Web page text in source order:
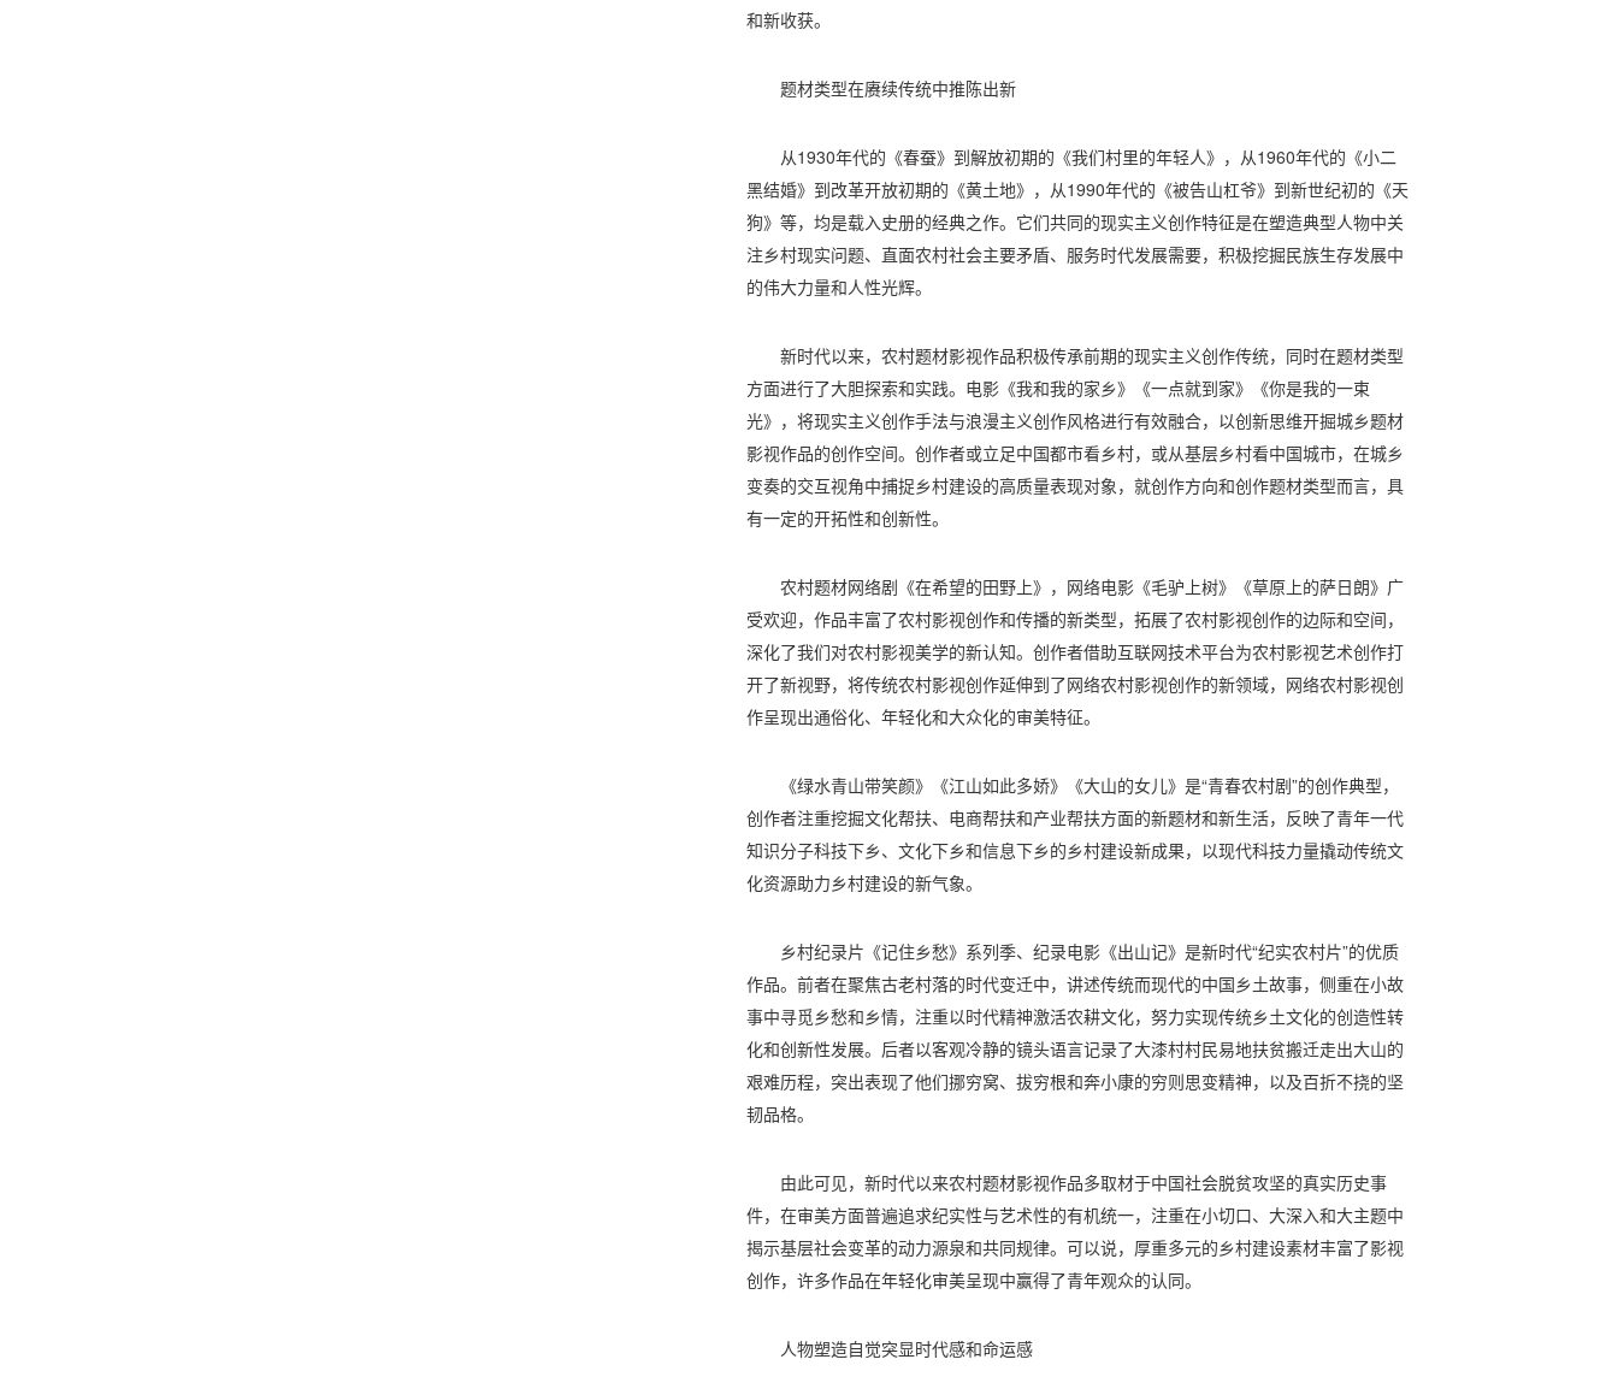
和新收获。
题材类型在赓续传统中推陈出新
从1930年代的《春蚕》到解放初期的《我们村里的年轻人》，从1960年代的《小二
黑结婚》到改革开放初期的《黄土地》，从1990年代的《被告山杠爷》到新世纪初的《天
狗》等，均是载入史册的经典之作。它们共同的现实主义创作特征是在塑造典型人物中关
注乡村现实问题、直面农村社会主要矛盾、服务时代发展需要，积极挖掘民族生存发展中
的伟大力量和人性光辉。
新时代以来，农村题材影视作品积极传承前期的现实主义创作传统，同时在题材类型
方面进行了大胆探索和实践。电影《我和我的家乡》《一点就到家》《你是我的一束
光》，将现实主义创作手法与浪漫主义创作风格进行有效融合，以创新思维开掘城乡题材
影视作品的创作空间。创作者或立足中国都市看乡村，或从基层乡村看中国城市，在城乡
变奏的交互视角中捕捉乡村建设的高质量表现对象，就创作方向和创作题材类型而言，具
有一定的开拓性和创新性。
农村题材网络剧《在希望的田野上》，网络电影《毛驴上树》《草原上的萨日朗》广
受欢迎，作品丰富了农村影视创作和传播的新类型，拓展了农村影视创作的边际和空间，
深化了我们对农村影视美学的新认知。创作者借助互联网技术平台为农村影视艺术创作打
开了新视野，将传统农村影视创作延伸到了网络农村影视创作的新领域，网络农村影视创
作呈现出通俗化、年轻化和大众化的审美特征。
《绿水青山带笑颜》《江山如此多娇》《大山的女儿》是“青春农村剧”的创作典型，
创作者注重挖掘文化帮扶、电商帮扶和产业帮扶方面的新题材和新生活，反映了青年一代
知识分子科技下乡、文化下乡和信息下乡的乡村建设新成果，以现代科技力量撬动传统文
化资源助力乡村建设的新气象。
乡村纪录片《记住乡愁》系列季、纪录电影《出山记》是新时代“纪实农村片”的优质
作品。前者在聚焦古老村落的时代变迁中，讲述传统而现代的中国乡土故事，侧重在小故
事中寻觅乡愁和乡情，注重以时代精神激活农耕文化，努力实现传统乡土文化的创造性转
化和创新性发展。后者以客观冷静的镜头语言记录了大漆村村民易地扶贫搬迁走出大山的
艰难历程，突出表现了他们挪穷窝、拔穷根和奔小康的穷则思变精神，以及百折不挠的坚
韧品格。
由此可见，新时代以来农村题材影视作品多取材于中国社会脱贫攻坚的真实历史事
件，在审美方面普遍追求纪实性与艺术性的有机统一，注重在小切口、大深入和大主题中
揭示基层社会变革的动力源泉和共同规律。可以说，厚重多元的乡村建设素材丰富了影视
创作，许多作品在年轻化审美呈现中赢得了青年观众的认同。
人物塑造自觉突显时代感和命运感